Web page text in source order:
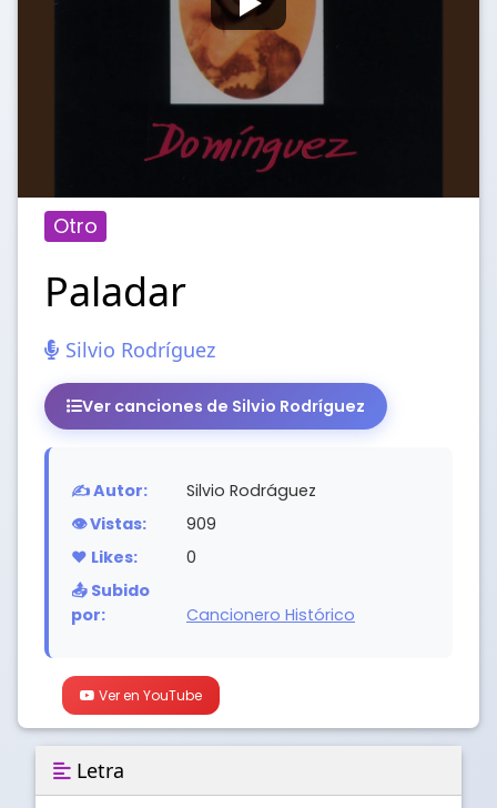
Otro
Paladar
Silvio Rodríguez
Ver canciones de Silvio Rodríguez
✍️ Autor:
Silvio Rodráguez
👁️ Vistas:
909
❤️ Likes:
0
📤 Subido
por:
Cancionero Histórico
Ver en YouTube
Letra